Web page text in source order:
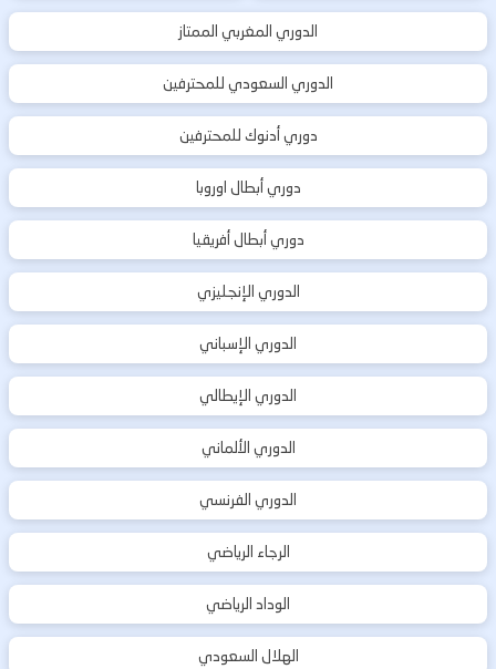
الدوري المغربي الممتاز
الدوري السعودي للمحترفين
دوري أدنوك للمحترفين
دوري أبطال اوروبا
دوري أبطال أفريقيا
الدوري الإنجليزي
الدوري الإسباني
الدوري الإيطالي
الدوري الألماني
الدوري الفرنسي
الرجاء الرياضي
الوداد الرياضي
الهلال السعودي